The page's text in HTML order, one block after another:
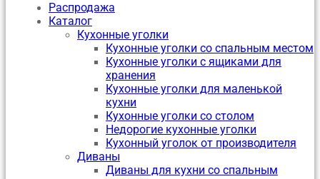
Распродажа
Каталог
Кухонные уголки
Кухонные уголки со спальным местом
Кухонные уголки с ящиками для
хранения
Кухонные уголки для маленькой
кухни
Кухонные уголки со столом
Недорогие кухонные уголки
Кухонный уголок от производителя
Диваны
Диваны для кухни со спальным